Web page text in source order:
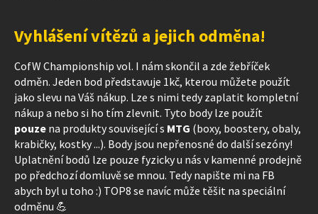
Vyhlášení vítězů a jejich odměna!
CofW Championship vol. I nám skončil a zde žebříček
odměn. Jeden bod představuje 1kč, kterou můžete použít
jako slevu na Váš nákup. Lze s nimi tedy zaplatit kompletní
nákup a nebo si ho tím zlevnit. Tyto body lze použít
pouze na produkty související s MTG (boxy, boostery, obaly,
krabičky, kostky ...). Body jsou nepřenosné do další sezóny!
Uplatnění bodů lze pouze fyzicky u nás v kamenné prodejně
po předchozí domluvě se mnou. Tedy napište mi na FB
abych byl u toho :) TOP8 se navíc může těšit na speciální
odměnu 💪